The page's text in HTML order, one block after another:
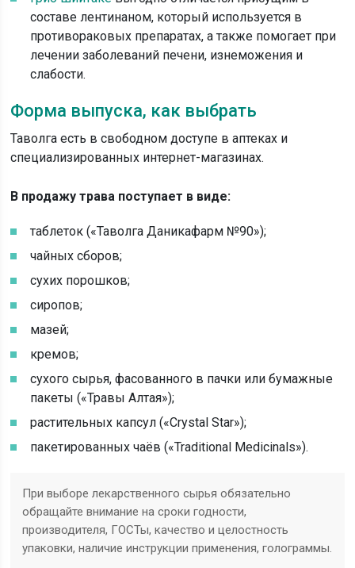
составе лентинаном, который используется в
противораковых препаратах, а также помогает при
лечении заболеваний печени, изнеможения и
слабости.
Форма выпуска, как выбрать
Таволга есть в свободном доступе в аптеках и
специализированных интернет-магазинах.
В продажу трава поступает в виде:
таблеток («Таволга Даникафарм №90»);
чайных сборов;
сухих порошков;
сиропов;
мазей;
кремов;
сухого сырья, фасованного в пачки или бумажные
пакеты («Травы Алтая»);
растительных капсул («Crystal Star»);
пакетированных чаёв («Traditional Medicinals»).
При выборе лекарственного сырья обязательно
обращайте внимание на сроки годности,
производителя, ГОСТы, качество и целостность
упаковки, наличие инструкции применения, голограммы.